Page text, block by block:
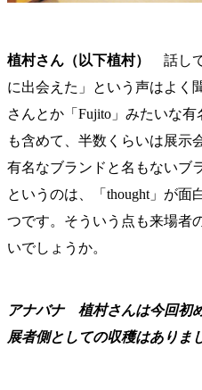
植村さん（以下植村） 話し
に出会えた」という声はよく
さんとか「Fujito」みたいな
も含めて、半数くらいは展示
有名なブランドと名もないブ
というのは、「thought」が面
つです。そういう点も来場者
いでしょうか。
アナバナ 植村さんは今回初
展者側としての収穫はありま